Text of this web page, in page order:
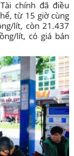
chính đã điều
từ 15 giờ cùng
lít, còn 21.437
lít, có giá bán